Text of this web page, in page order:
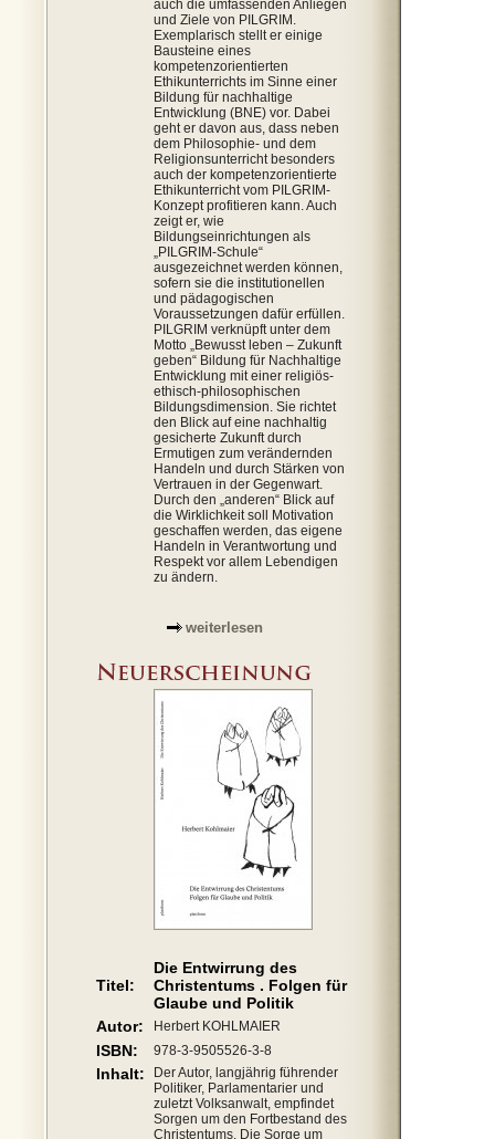
auch die umfassenden Anliegen
und Ziele von PILGRIM.
Exemplarisch stellt er einige
Bausteine eines
kompetenzorientierten
Ethikunterrichts im Sinne einer
Bildung für nachhaltige
Entwicklung (BNE) vor. Dabei
geht er davon aus, dass neben
dem Philosophie- und dem
Religionsunterricht besonders
auch der kompetenzorientierte
Ethikunterricht vom PILGRIM-
Konzept profitieren kann. Auch
zeigt er, wie
Bildungseinrichtungen als
„PILGRIM-Schule“
ausgezeichnet werden können,
sofern sie die institutionellen
und pädagogischen
Voraussetzungen dafür erfüllen.
PILGRIM verknüpft unter dem
Motto „Bewusst leben – Zukunft
geben“ Bildung für Nachhaltige
Entwicklung mit einer religiös-
ethisch-philosophischen
Bildungsdimension. Sie richtet
den Blick auf eine nachhaltig
gesicherte Zukunft durch
Ermutigen zum verändernden
Handeln und durch Stärken von
Vertrauen in der Gegenwart.
Durch den „anderen“ Blick auf
die Wirklichkeit soll Motivation
geschaffen werden, das eigene
Handeln in Verantwortung und
Respekt vor allem Lebendigen
zu ändern.
weiterlesen
Titel:
Die Entwirrung des
Christentums . Folgen für
Glaube und Politik
Autor:
Herbert KOHLMAIER
ISBN: 978-3-9505526-3-8
Inhalt:
Der Autor, langjährig führender
Politiker, Parlamentarier und
zuletzt Volksanwalt, empfindet
Sorgen um den Fortbestand des
Christentums. Die Sorge um